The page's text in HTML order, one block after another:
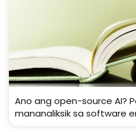
Ano ang open-source AI?
mananaliksik sa software